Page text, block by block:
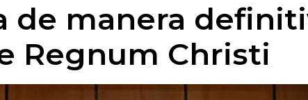
de manera
Regnum Christi